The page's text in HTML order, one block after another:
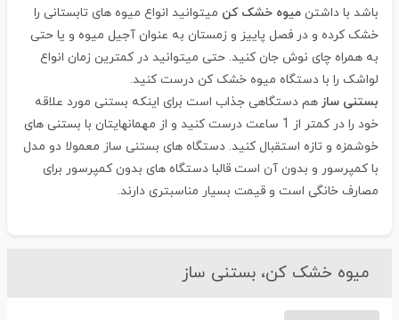
باشد با داشتنمیوه خشک کن میتوانید انواع میوه های تابستانی را
خشک کرده و در فصل پاییز و زمستان به عنوان آجیل میوه و یا حتی
به همراه چای نوش جان کنید. حتی میتوانید در کمترین زمان انواع
لواشک را با دستگاه میوه خشک کن درست کنید.
بستنی ساز هم دستگاهی جذاب است برای اینکه بستنی مورد علاقه
خود را در کمتر از 1 ساعت درست کنید و از مهمانهایتان با بستنی های
خوشمزه و تازه استقبال کنید. دستگاه های بستنی ساز معمولا دو مدل
با کمپرسور و بدون آن است قالبا دستگاه های بدون کمپرسور برای
مصارف خانگی است و قیمت بسیار مناسبتری دارند.
میوه خشک کن، بستنی ساز